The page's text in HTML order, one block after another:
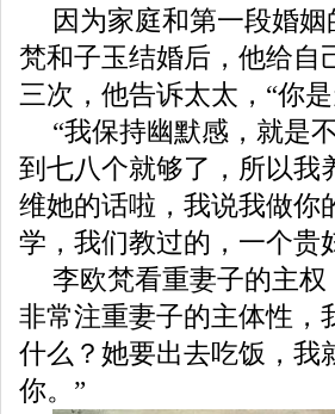
因为家庭和第一段婚
梵和子玉结婚后，他给自
三次，他告诉太太，“你
“我保持幽默感，就是
到七八个就够了，所以我
维她的话啦，我说我做你
学，我们教过的，一个贵
李欧梵看重妻子的主
非常注重妻子的主体性，
什么？她要出去吃饭，我
你。”